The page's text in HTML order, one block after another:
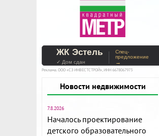
ЖК Эстель
✓ Дом сдан
Спец-
предложение
→
Реклама. ООО «СЗ ИНВЕСТСТРОЙ», ИНН 6678067973
Новости недвижимости
7.8.2026
Началось проектирование
детского образовательного